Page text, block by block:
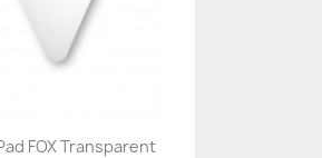
FOX Transparent